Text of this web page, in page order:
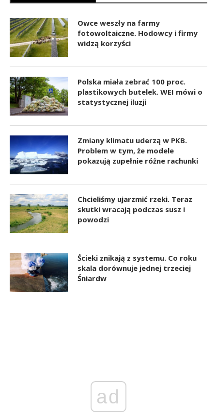
Owce weszły na farmy
fotowoltaiczne. Hodowcy i firmy
widzą korzyści
Polska miała zebrać 100 proc.
plastikowych butelek. WEI mówi o
statystycznej iluzji
Zmiany klimatu uderzą w PKB.
Problem w tym, że modele
pokazują zupełnie różne rachunki
Chcieliśmy ujarzmić rzeki. Teraz
skutki wracają podczas susz i
powodzi
Ścieki znikają z systemu. Co roku
skala dorównuje jednej trzeciej
Śniardw
ad